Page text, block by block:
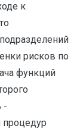
к
рисков по
функций